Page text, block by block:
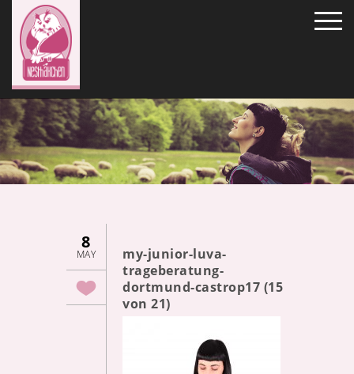
8
MAY
my-junior-luva-
trageberatung-
dortmund-castrop17 (15
von 21)